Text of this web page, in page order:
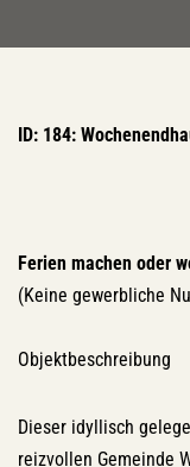
ID: 184:
Ferien machen oder
(Keine gewerbliche
Objektbeschreibung
Dieser idyllisch
reizvollen Gemeinde